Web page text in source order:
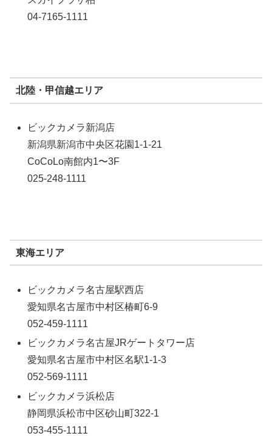
04-7165-1111
北陸・甲信越エリア
ビックカメラ新潟店
新潟県新潟市中央区花園1-1-21
CoCoLo南館内1〜3F
025-248-1111
東海エリア
ビックカメラ名古屋駅西店
愛知県名古屋市中村区椿町6-9
052-459-1111
ビックカメラ名古屋JRゲートタワー店
愛知県名古屋市中村区名駅1-1-3
052-569-1111
ビックカメラ浜松店
静岡県浜松市中区砂山町322-1
053-455-1111